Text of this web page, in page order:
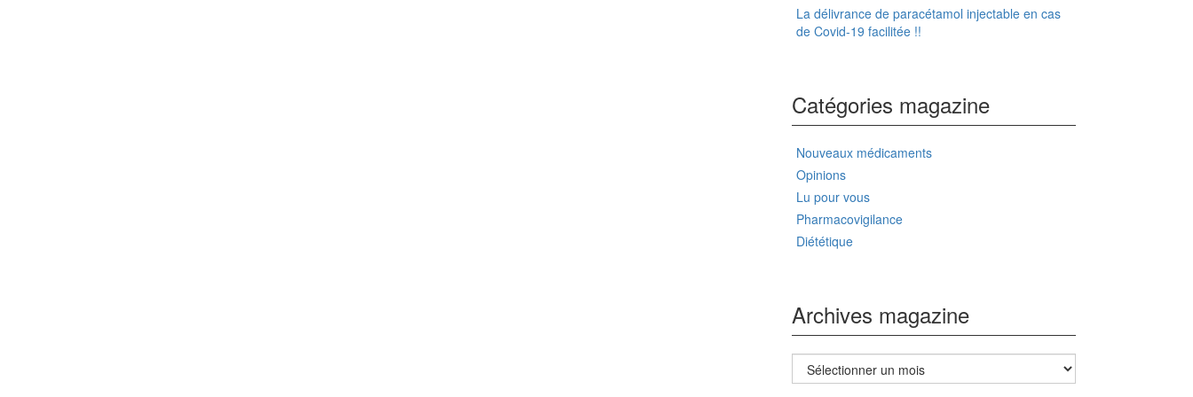
La délivrance de paracétamol injectable en cas
de Covid-19 facilitée !!
Catégories magazine
Nouveaux médicaments
Opinions
Lu pour vous
Pharmacovigilance
Diététique
Archives magazine
Archives
magazine